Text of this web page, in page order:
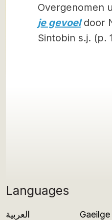
Languages
العربية
Gaeilge
Overgenomen
je gevoeldoor
Sintobin s.j. (p.